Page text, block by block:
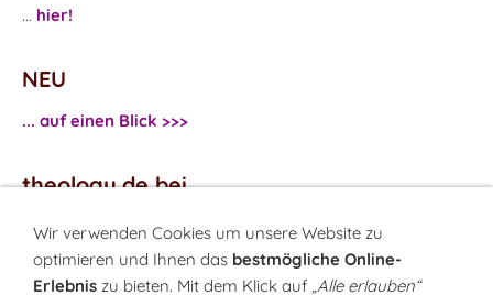
... hier!
NEU
... auf einen Blick >>>
theology.de bei
...Facebook
...Twitter
Wir verwenden Cookies um unsere Website zu
optimieren und Ihnen das bestmögliche Online-
Erlebnis zu bieten. Mit dem Klick auf „Alle erlauben“